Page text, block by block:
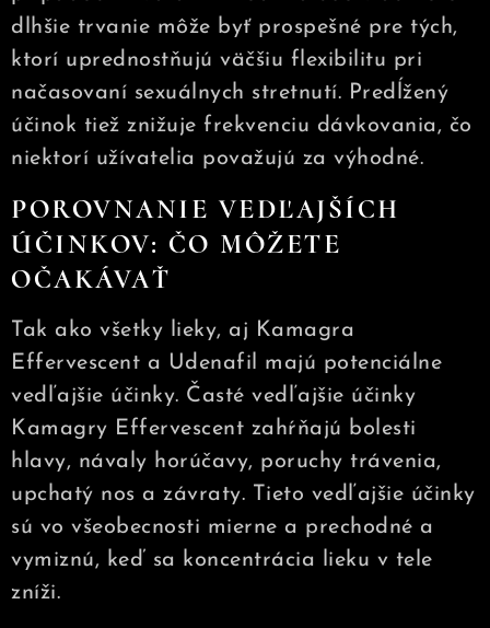
dlhšie trvanie môže byť prospešné pre tých,
ktorí uprednostňujú väčšiu flexibilitu pri
načasovaní sexuálnych stretnutí. Predĺžený
účinok tiež znižuje frekvenciu dávkovania, čo
niektorí užívatelia považujú za výhodné.
POROVNANIE VEDĽAJŠÍCH
ÚČINKOV: ČO MÔŽETE
OČAKÁVAŤ
Tak ako všetky lieky, aj Kamagra
Effervescent a Udenafil majú potenciálne
vedľajšie účinky. Časté vedľajšie účinky
Kamagry Effervescent zahŕňajú bolesti
hlavy, návaly horúčavy, poruchy trávenia,
upchatý nos a závraty. Tieto vedľajšie účinky
sú vo všeobecnosti mierne a prechodné a
vymiznú, keď sa koncentrácia lieku v tele
zníži.